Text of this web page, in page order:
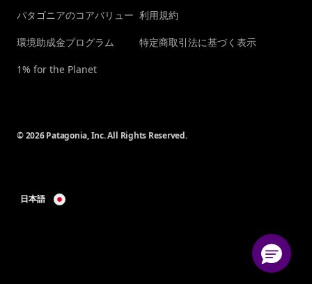
パタゴニアのコアバリュー
環境助成金プログラム
1% for the Planet
利用規約
特定商取引法に基づく表示
© 2026 Patagonia, Inc. All Rights Reserved.
日本語